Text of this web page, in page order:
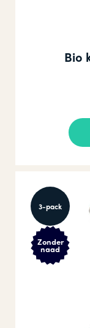
Bio
3-pack
Zonder
naad